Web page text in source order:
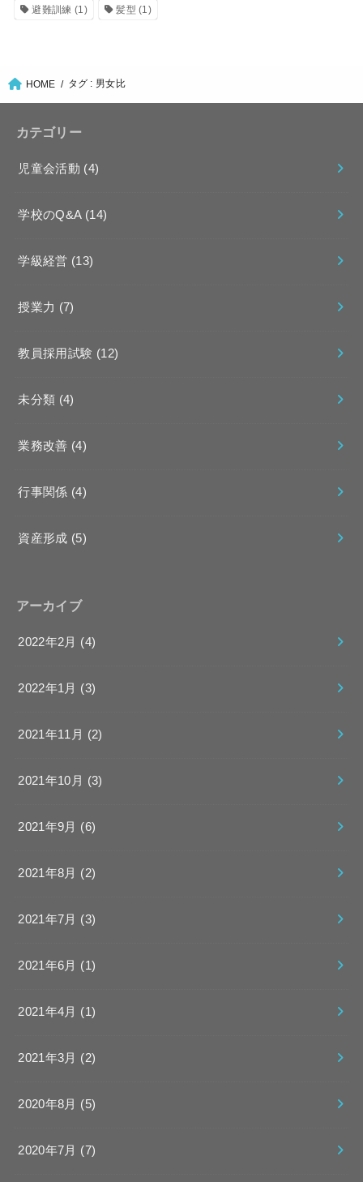
避難訓練 (1) 髪型 (1)
HOME タグ : 男女比
カテゴリー
児童会活動 (4)
学校のQ&A (14)
学級経営 (13)
授業力 (7)
教員採用試験 (12)
未分類 (4)
業務改善 (4)
行事関係 (4)
資産形成 (5)
アーカイブ
2022年2月 (4)
2022年1月 (3)
2021年11月 (2)
2021年10月 (3)
2021年9月 (6)
2021年8月 (2)
2021年7月 (3)
2021年6月 (1)
2021年4月 (1)
2021年3月 (2)
2020年8月 (5)
2020年7月 (7)